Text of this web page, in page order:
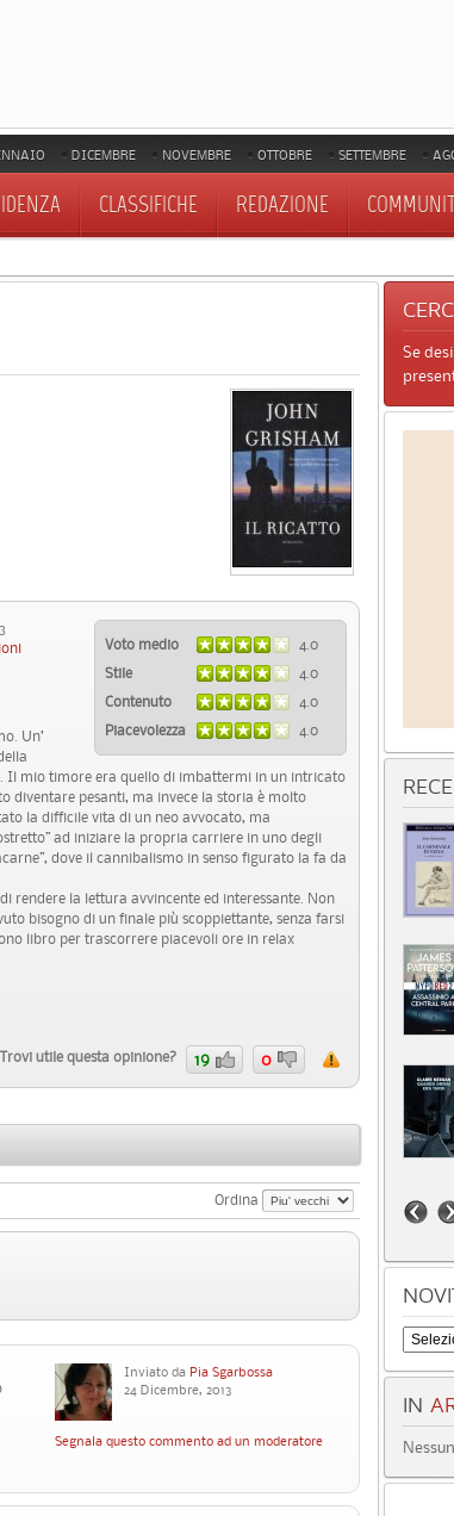
DICEMBRE NOVEMBRE OTTOBRE SETTEMBRE
CLASSIFICHE REDAZIONE
Voto medio
4.0
Stile
4.0
Contenuto
4.0
Piacevolezza
4.0
Un’
Il mio timore era quello di imbattermi in un intricato
diventare pesanti, ma invece la storia è molto
la difficile vita di un neo avvocato, ma
ad iniziare la propria carriere in uno degli
dove il cannibalismo in senso figurato la fa da
rendere la lettura avvincente ed interessante. Non
bisogno di un finale più scoppiettante, senza farsi
libro per trascorrere piacevoli ore in relax
Trovi utile questa opinione? 19 0
Ordina
Inviato da Pia Sgarbossa
24 Dicembre, 2013
Segnala questo commento ad un moderatore
Se
IN